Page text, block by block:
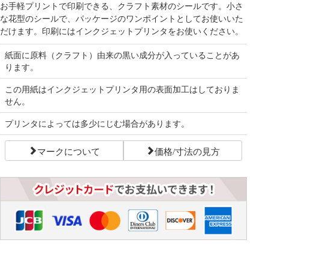
お手軽プリントで印刷できる、クラフト素材のシールです。小さ
な花型のシールで、パッケージのワンポイントとしてお使いいた
だけます。印刷にはインクジェットプリンタをお使いください。
紙面に原料（クラフト）由来の黒い成分が入っていることがあ
ります。
この用紙はインクジェットプリンタ用の表面加工はしておりま
せん。
プリンタによっては多少にじむ場合があります。
マークについて 価格/寸法の見方